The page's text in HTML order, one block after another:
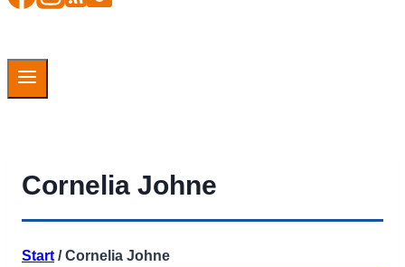
Cornelia Johne
Start / Cornelia Johne